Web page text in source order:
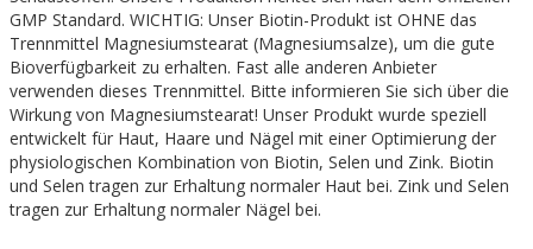
GMP Standard. WICHTIG: Unser Biotin-Produkt ist OHNE das
Trennmittel Magnesiumstearat (Magnesiumsalze), um die gute
Bioverfügbarkeit zu erhalten. Fast alle anderen Anbieter
verwenden dieses Trennmittel. Bitte informieren Sie sich über die
Wirkung von Magnesiumstearat! Unser Produkt wurde speziell
entwickelt für Haut, Haare und Nägel mit einer Optimierung der
physiologischen Kombination von Biotin, Selen und Zink. Biotin
und Selen tragen zur Erhaltung normaler Haut bei. Zink und Selen
tragen zur Erhaltung normaler Nägel bei.